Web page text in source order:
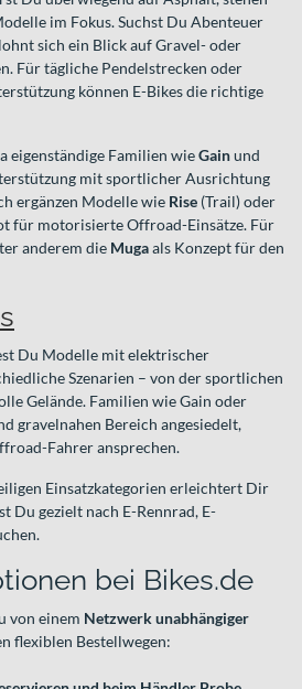
im Fokus. Suchst Du Abenteuer
sich ein Blick auf Gravel- oder
Für tägliche Pendelstrecken oder
können E-Bikes die richtige
eigenständige Familien wieGainund
mit sportlicher Ausrichtung
ergänzen Modelle wie Rise (Trail) oder
für motorisierte Offroad-Einsätze. Für
anderem die Mugaals Konzept für den
Du Modelle mit elektrischer
Szenarien – von der sportlichen
Gelände. Familien wie Gain oder
gravelnahen Bereich angesiedelt,
Fahrer ansprechen.
Einsatzkategorien erleichtert Dir
Du gezielt nach E-Rennrad, E-
bei Bikes.de
von einem Netzwerk unabhängiger
flexiblen Bestellwegen: